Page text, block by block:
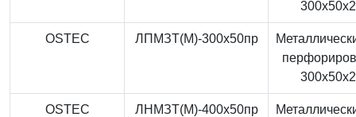
OSTEC ЛПМЗТ(М)-300x50пр
OSTEC ЛНМЗТ(М)-400x50пр